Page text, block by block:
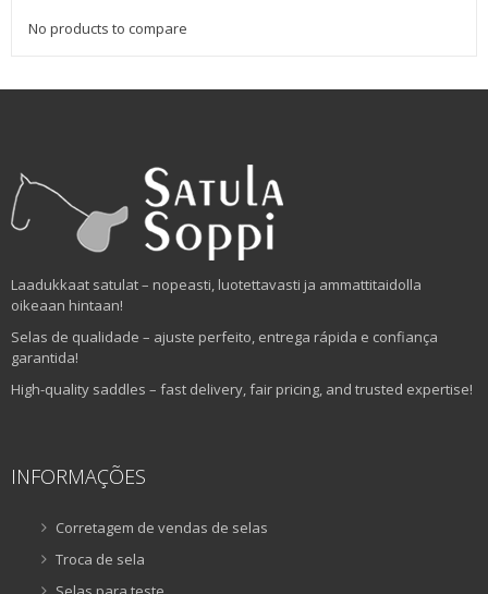
No products to compare
Laadukkaat satulat – nopeasti, luotettavasti ja ammattitaidolla
oikeaan hintaan!
Selas de qualidade – ajuste perfeito, entrega rápida e confiança
garantida!
High-quality saddles – fast delivery, fair pricing, and trusted expertise!
INFORMAÇÕES
Corretagem de vendas de selas
Troca de sela